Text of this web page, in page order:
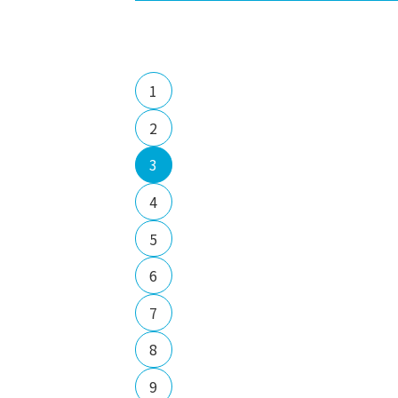
1
2
3
4
5
6
7
8
9